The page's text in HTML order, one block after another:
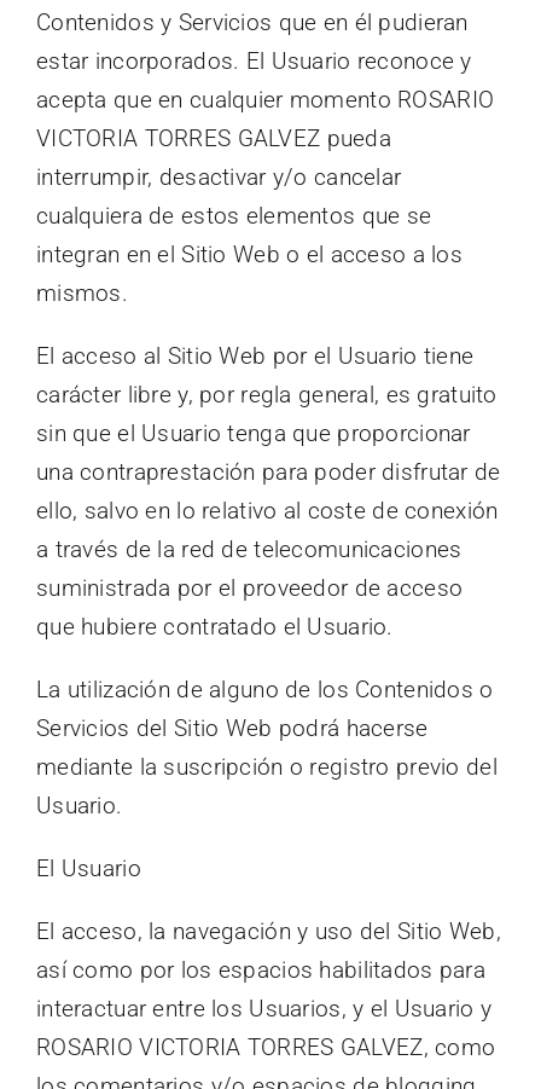
Contenidos y Servicios que en él pudieran
estar incorporados. El Usuario reconoce y
acepta que en cualquier momento ROSARIO
VICTORIA TORRES GALVEZ pueda
interrumpir, desactivar y/o cancelar
cualquiera de estos elementos que se
integran en el Sitio Web o el acceso a los
mismos.
El acceso al Sitio Web por el Usuario tiene
carácter libre y, por regla general, es gratuito
sin que el Usuario tenga que proporcionar
una contraprestación para poder disfrutar de
ello, salvo en lo relativo al coste de conexión
a través de la red de telecomunicaciones
suministrada por el proveedor de acceso
que hubiere contratado el Usuario.
La utilización de alguno de los Contenidos o
Servicios del Sitio Web podrá hacerse
mediante la suscripción o registro previo del
Usuario.
El Usuario
El acceso, la navegación y uso del Sitio Web,
así como por los espacios habilitados para
interactuar entre los Usuarios, y el Usuario y
ROSARIO VICTORIA TORRES GALVEZ, como